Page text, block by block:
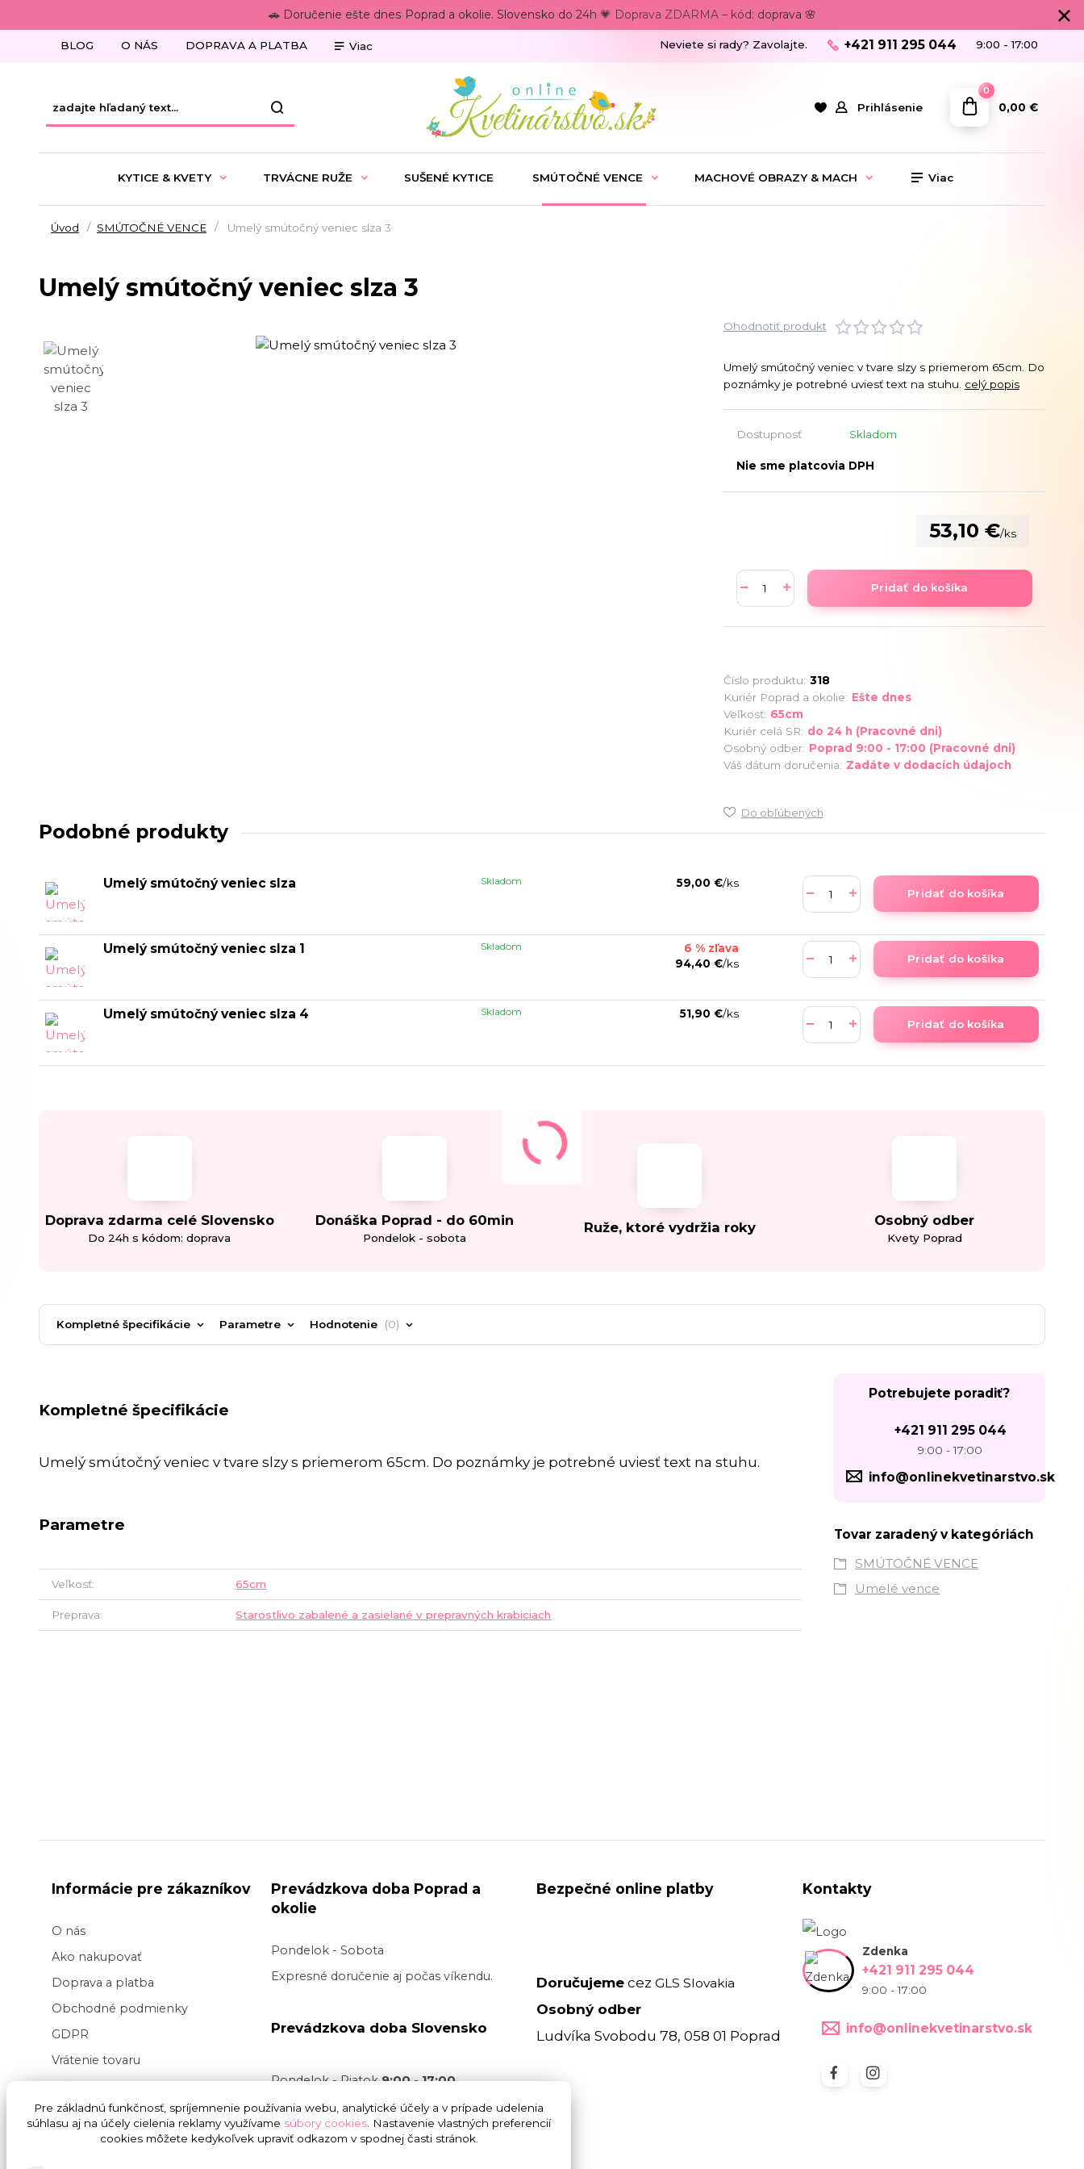
🚗 Doručenie ešte dnes Poprad a okolie. Slovensko do 24h 💗 Doprava ZDARMA – kód: doprava 🌸
BLOG O NÁS DOPRAVA A PLATBA Viac
Prihlásenie
Neviete si rady? Zavolajte. +421 911 295 044 9:00 - 17:00
0
0,00 €
KYTICE & KVETY TRVÁCNE RUŽE SUŠENÉ KYTICE SMÚTOČNÉ VENCE MACHOVÉ OBRAZY & MACH Viac
Úvod SMÚTOČNÉ VENCE Umelý smútočný veniec slza 3
Umelý smútočný veniec slza 3
Ohodnotiť produkt
Umelý smútočný veniec v tvare slzy s priemerom 65cm. Do
poznámky je potrebné uviesť text na stuhu. celý popis
Dostupnosť Skladom
Nie sme platcovia DPH
53,10 €/ks
Pridať do košíka
Číslo produktu: 318
Kuriér Poprad a okolie: Ešte dnes
Veľkosť: 65cm
Kuriér celá SR: do 24 h (Pracovné dni)
Osobný odber: Poprad 9:00 - 17:00 (Pracovné dni)
Váš dátum doručenia: Zadáte v dodacích údajoch
Do obľúbených
Podobné produkty
Umelý smútočný veniec slza 59,00 €/ks
Skladom
Pridať do košíka
Umelý smútočný veniec slza 1
6 % zľava
94,40 €/ks
Skladom
Pridať do košíka
Umelý smútočný veniec slza 4 51,90 €/ks
Skladom
Pridať do košíka
Doprava zdarma celé Slovensko
Do 24h s kódom: doprava
Donáška Poprad - do 60min
Pondelok - sobota
Ruže, ktoré vydržia roky Osobný odber
Kvety Poprad
Kompletné špecifikácie Parametre Hodnotenie 0
Kompletné špecifikácie
Umelý smútočný veniec v tvare slzy s priemerom 65cm. Do poznámky je potrebné uviesť text na stuhu.
Parametre
Veľkosť 65cm
Preprava Starostlivo zabalené a zasielané v prepravných krabiciach
Potrebujete poradiť?
+421 911 295 044
9:00 - 17:00
info@onlinekvetinarstvo.sk
Tovar zaradený v kategóriách
SMÚTOČNÉ VENCE
Umelé vence
Informácie pre zákazníkov
O nás
Ako nakupovať
Doprava a platba
Obchodné podmienky
GDPR
Vrátenie tovaru
Veľkoobchod kvetov
Blog
Svadba na kľúč
Prevádzkova doba Poprad a
okolie
Pondelok - Sobota
Expresné doručenie aj počas víkendu.
Prevádzkova doba Slovensko
Pondelok - Piatok9:00 - 17:00
Doručenie v pracovný deň je realizované
v čase9:00 do 17:00bez garancie
Bezpečné online platby
Doručujeme cezGLS Slovakia
Osobný odber
Ludvíka Svobodu 78, 058 01 Poprad
Kontakty
Zdenka
+421 911 295 044
9:00 - 17:00
info@onlinekvetinarstvo.sk
Pre základnú funkčnosť, spríjemnenie používania webu, analytické účely a v prípade udelenia
súhlasu aj na účely cielenia reklamy využívame súbory cookies . Nastavenie vlastných preferencií
cookies môžete kedykoľvek upraviť odkazom v spodnej časti stránok.